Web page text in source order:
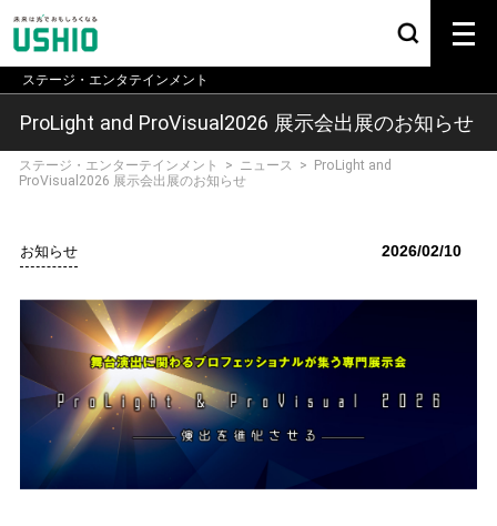
ステージ・エンタテインメント
ProLight and ProVisual2026 展示会出展のお知らせ
ステージ・エンターテインメント > ニュース >
ProLight and
ProVisual2026 展示会出展のお知らせ
お知らせ 2026/02/10